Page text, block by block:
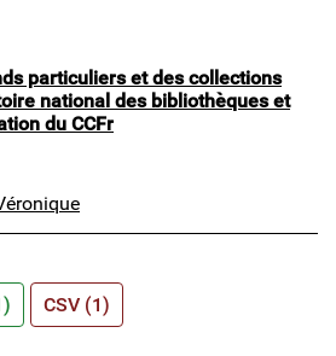
particuliers et des collections
national des bibliothèques et
du CCFr
CSV (1)